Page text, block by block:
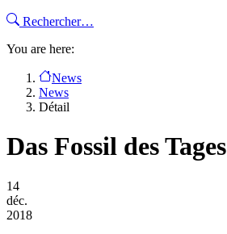
Rechercher…
You are here:
News
News
Détail
Das Fossil des Tages
14
déc.
2018